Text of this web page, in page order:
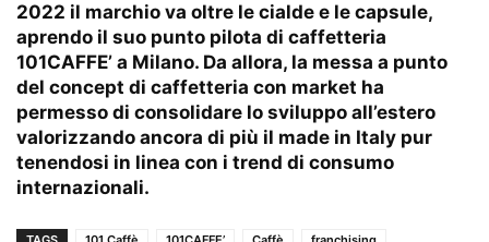
2022 il marchio va oltre le cialde e le capsule,
aprendo il suo punto pilota di caffetteria
101CAFFE’ a Milano. Da allora, la messa a punto
del concept di caffetteria con market ha
permesso di consolidare lo sviluppo all’estero
valorizzando ancora di più il made in Italy pur
tenendosi in linea con i trend di consumo
internazionali.